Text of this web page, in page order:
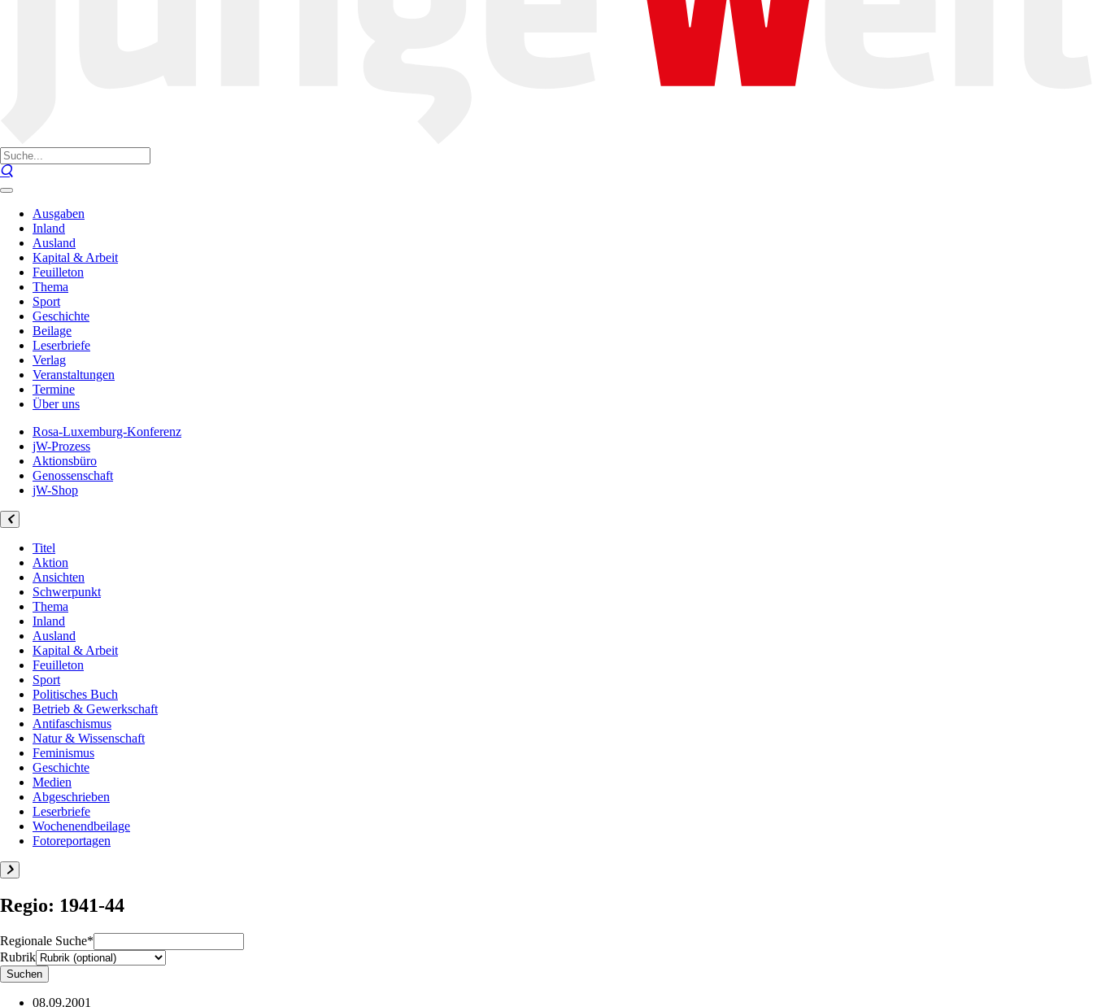
Ausgaben
Inland
Ausland
Kapital & Arbeit
Feuilleton
Thema
Sport
Geschichte
Beilage
Leserbriefe
Verlag
Veranstaltungen
Termine
Über uns
Rosa-Luxemburg-Konferenz
jW-Prozess
Aktionsbüro
Genossenschaft
jW-Shop
Titel
Aktion
Ansichten
Schwerpunkt
Thema
Inland
Ausland
Kapital & Arbeit
Feuilleton
Sport
Politisches Buch
Betrieb & Gewerkschaft
Antifaschismus
Natur & Wissenschaft
Feminismus
Geschichte
Medien
Abgeschrieben
Leserbriefe
Wochenendbeilage
Fotoreportagen
Regio: 1941-44
Regionale Suche*
Rubrik
08.09.2001